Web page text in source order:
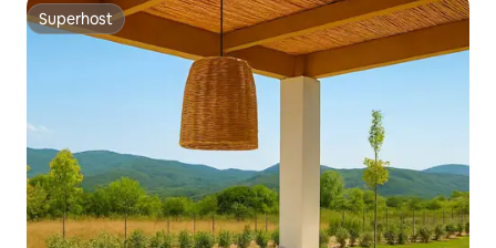
Superhost
Superhost